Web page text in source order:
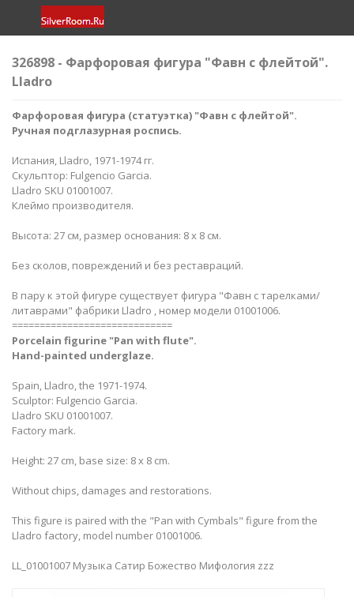
326898 - Фарфоровая фигура "Фавн с флейтой".
Lladro
Фарфоровая фигура (статуэтка) "Фавн с флейтой".
Ручная подглазурная роспись.
Испания, Lladro, 1971-1974 гг.
Скульптор: Fulgencio Garcia.
Lladro SKU 01001007.
Клеймо производителя.
Высота: 27 см, размер основания: 8 х 8 см.
Без сколов, повреждений и без реставраций.
В пару к этой фигуре существует фигура "Фавн с тарелками/
литаврами" фабрики Lladro , номер модели 01001006.
=============================
Porcelain figurine "Pan with flute".
Hand-painted underglaze.
Spain, Lladro, the 1971-1974.
Sculptor: Fulgencio Garcia.
Lladro SKU 01001007.
Factory mark.
Height: 27 cm, base size: 8 x 8 cm.
Without chips, damages and restorations.
This figure is paired with the "Pan with Cymbals" figure from the
Lladro factory, model number 01001006.
LL_01001007 Музыка Сатир Божество Мифология zzz